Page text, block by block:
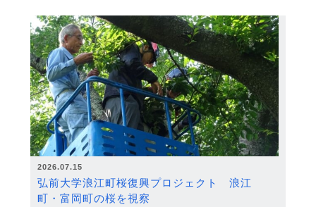
2026.07.15
弘前大学浪江町桜復興プロジェクト 浪江
町・富岡町の桜を視察